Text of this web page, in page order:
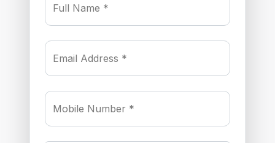
Full Name *
Email Address *
Mobile Number *